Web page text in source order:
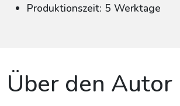
Produktionszeit: 5 Werktage
Über den Autor